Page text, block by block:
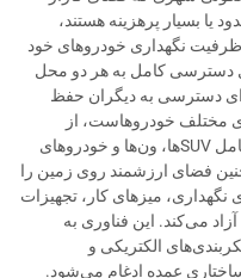
یا بسیار پرهزینه هستند،
ظرفیت نگهداری خودروهای خود
دسترسی کامل به هر دو محل
دسترسی به دیگران حفظ
مختلف خودروهاست، از
سدان‌های یکسان تا ترکیب‌های متفاوت شامل SUVها، ون‌ها و خودروهای
فضای ارزشمند روی زمین را
نگهداری، میزهای کار، تجهیزات
می‌کند. این فناوری به
الکتریکی و
عمده ادغام می‌شود.